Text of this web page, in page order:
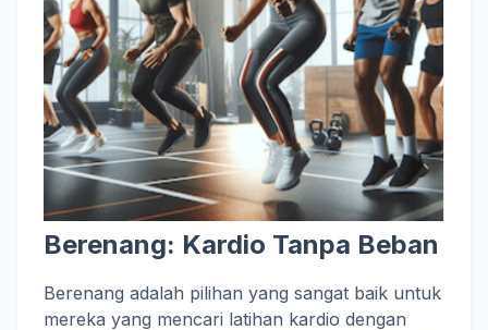
Berenang: Kardio Tanpa Beban
Berenang adalah pilihan yang sangat baik untuk
mereka yang mencari latihan kardio dengan